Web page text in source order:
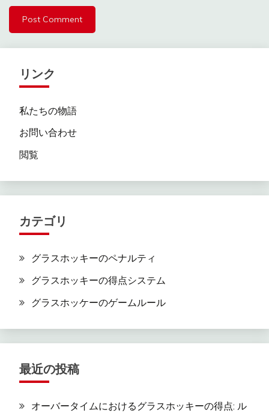
リンク
私たちの物語
お問い合わせ
閲覧
カテゴリ
グラスホッキーのペナルティ
グラスホッキーの得点システム
グラスホッケーのゲームルール
最近の投稿
オーバータイムにおけるグラスホッキーの得点: ル